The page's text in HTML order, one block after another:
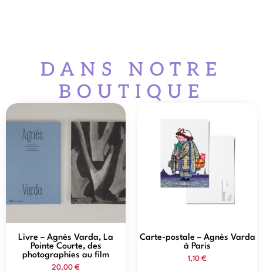
DANS NOTRE
BOUTIQUE
Livre – Agnès Varda, La
Pointe Courte, des
photographies au film
20,00 €
Carte-postale – Agnès Varda
à Paris
1,10 €